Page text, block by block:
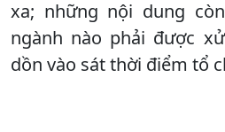
xa; những nội dung
ngành nào phải được
dồn vào sát thời điểm tổ